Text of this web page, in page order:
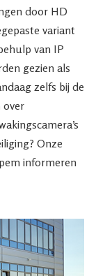
door HD
variant
van IP
gezien als
zelfs bij de
over
Onze
informeren